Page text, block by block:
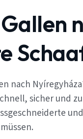
nach
sicher und